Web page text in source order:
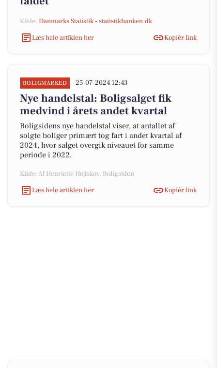
Kilde: Danmarks Statistik - statistikbanken.dk
Læs hele artiklen her
Kopiér link
BOLIGMARKED 25-07-2024 12:43
Nye handelstal: Boligsalget fik
medvind i årets andet kvartal
Boligsidens nye handelstal viser, at antallet af
solgte boliger primært tog fart i andet kvartal af
2024, hvor salget overgik niveauet for samme
periode i 2022.
Kilde: Af Henriette Hejlskov, Boligsiden
Læs hele artiklen her
Kopiér link